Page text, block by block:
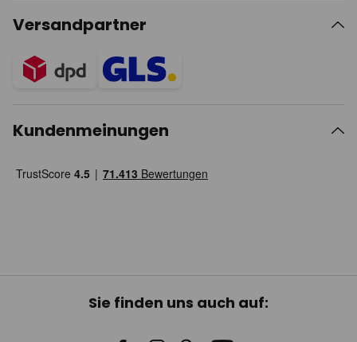
Versandpartner
Kundenmeinungen
Sie finden uns auch auf: